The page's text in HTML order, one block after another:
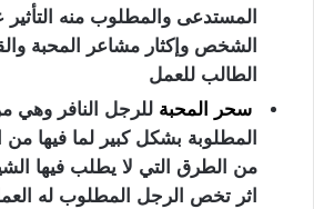
المستدعى والمطلوب منه
الشخص وإكثار مشاعر المحبة
الطالب للعمل
سحر المحبة للرجل النافر وهي
المطلوبة بشكل كبير لما فيها من
من الطرق التي لا يطلب فيها
اثر تخص الرجل المطلوب له